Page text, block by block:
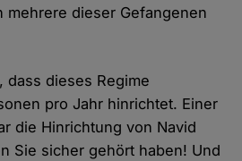
mehrere dieser Gefangenen
dass dieses Regime
pro Jahr hinrichtet. Einer
die Hinrichtung von Navid
Sie sicher gehört haben! Und